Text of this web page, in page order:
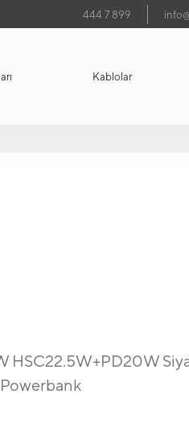
444 7 899
Kablolar
HSC22.5W+PD20W
Powerbank